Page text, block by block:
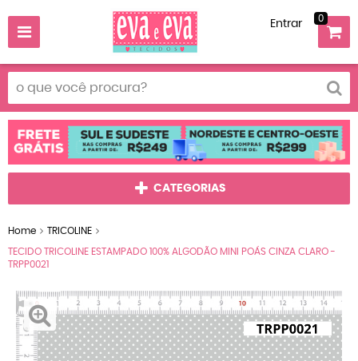
Entrar 0
CATEGORIAS
Home TRICOLINE
TECIDO TRICOLINE ESTAMPADO 100% ALGODÃO MINI POÁS CINZA CLARO -
TRPP0021